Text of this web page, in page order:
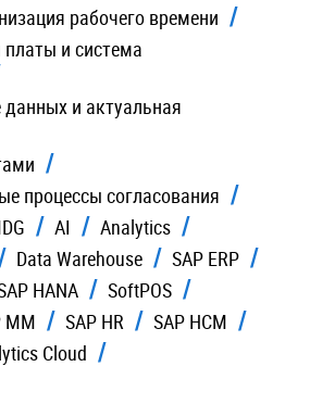
рабочего времени
платы и система
и актуальная
процессы согласования
AI
Analytics
Data Warehouse
SAP ERP
HANA
SoftPOS
MM SAP HR
SAP HCM
Cloud